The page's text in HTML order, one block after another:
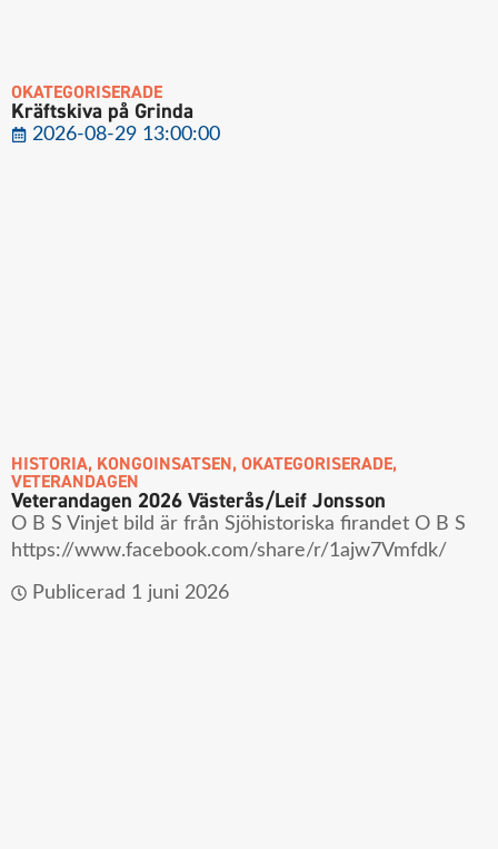
OKATEGORISERADE
Kräftskiva på Grinda
2026-08-29 13:00:00
HISTORIA, KONGOINSATSEN, OKATEGORISERADE,
VETERANDAGEN
Veterandagen 2026 Västerås/Leif Jonsson
O B S Vinjet bild är från Sjöhistoriska firandet O B S
https://www.facebook.com/share/r/1ajw7Vmfdk/
Publicerad 1 juni 2026